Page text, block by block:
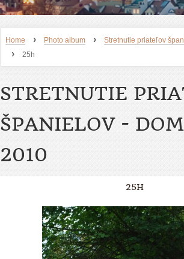
Home › Photo album › Stretnutie priateľov
› 25h
STRETNUTIE
ŠPANIELOV -
2010
25H